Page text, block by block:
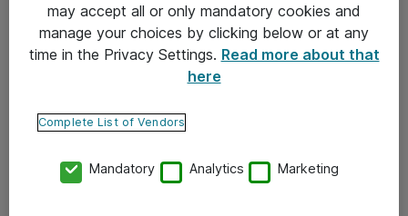
Yleiset toimitusehdot
Tietosuojakäytäntö
Palaute
may accept all or only mandatory cookies and
manage your choices by clicking below or at any
time in the Privacy Settings. Read more about that
here
Complete List of Vendors
Mandatory Analytics Marketing